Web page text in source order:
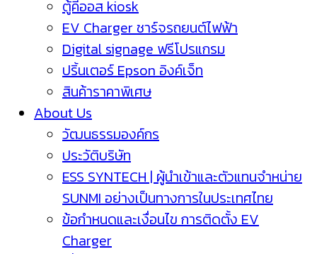
ตู้คีออส kiosk
EV Charger ชาร์จรถยนต์ไฟฟ้า
Digital signage ฟรีโปรแกรม
ปริ้นเตอร์ Epson อิงค์เจ็ท
สินค้าราคาพิเศษ
About Us
วัฒนธรรมองค์กร
ประวัติบริษัท
ESS SYNTECH | ผู้นำเข้าและตัวแทนจำหน่าย
SUNMI อย่างเป็นทางการในประเทศไทย
ข้อกำหนดและเงื่อนไข การติดตั้ง EV
Charger